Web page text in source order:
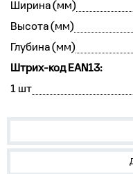
Ширина (мм)
Высота (мм)
Глубина (мм)
Штрих-код EAN13:
1 шт